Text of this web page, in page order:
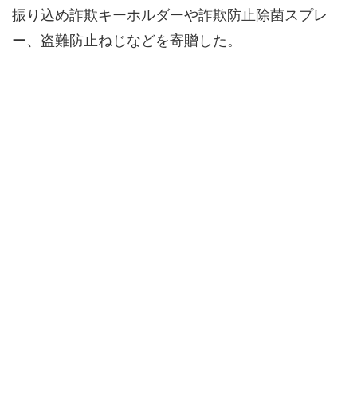
振り込め詐欺キーホルダーや詐欺防止除菌スプレ
ー、盗難防止ねじなどを寄贈した。